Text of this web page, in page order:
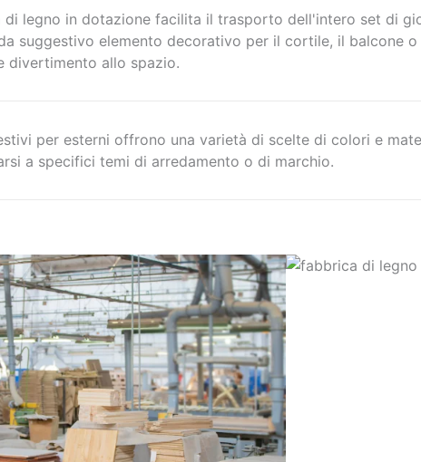
di legno in dotazione facilita il trasporto dell'intero set di
suggestivo elemento decorativo per il cortile, il balcone
divertimento allo spazio.
per esterni offrono una varietà di scelte di colori e
a specifici temi di arredamento o di marchio.